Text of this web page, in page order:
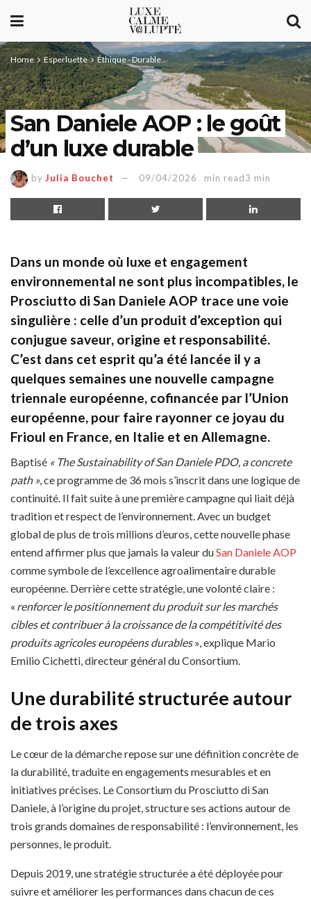
Home Esperluette Éthique - Durable
San Daniele AOP : le goût
d’un luxe durable
by Julia Bouchet 09/04/2026 min read3 min
Dans un monde où luxe et engagement
environnemental ne sont plus incompatibles, le
Prosciutto di San Daniele AOP trace une voie
singulière : celle d’un produit d’exception qui
conjugue saveur, origine et responsabilité.
C’est dans cet esprit qu’a été lancée il y a
quelques semaines une nouvelle campagne
triennale européenne, cofinancée par l’Union
européenne, pour faire rayonner ce joyau du
Frioul en France, en Italie et en Allemagne.
Baptisé « The Sustainability of San Daniele PDO, a concrete
path », ce programme de 36 mois s’inscrit dans une logique de
continuité. Il fait suite à une première campagne qui liait déjà
tradition et respect de l’environnement. Avec un budget
global de plus de trois millions d’euros, cette nouvelle phase
entend affirmer plus que jamais la valeur duSan Daniele AOP
comme symbole de l’excellence agroalimentaire durable
européenne. Derrière cette stratégie, une volonté claire :
« renforcer le positionnement du produit sur les marchés
cibles et contribuer à la croissance de la compétitivité des
produits agricoles européens durables», explique Mario
Emilio Cichetti, directeur général du Consortium.
Une durabilité structurée autour
de trois axes
Le cœur de la démarche repose sur une définition concrète de
la durabilité, traduite en engagements mesurables et en
initiatives précises. Le Consortium du Prosciutto di San
Daniele, à l’origine du projet, structure ses actions autour de
trois grands domaines de responsabilité : l’environnement, les
personnes, le produit.
Depuis 2019, une stratégie structurée a été déployée pour
suivre et améliorer les performances dans chacun de ces